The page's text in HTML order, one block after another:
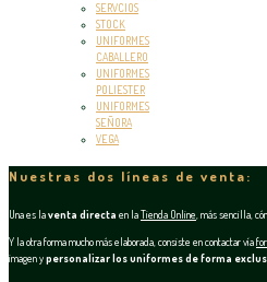
SERVCIOS
STOCK
UNIFORMES
CABALLERO
UNIFORMES
POLIESTER
UNIFORMES
SEÑORA
VEGA
Nuestras dos líneas de venta:
Una es laventa directa en laTienda Online , más sencilla,
Y la otra forma mucho más elaborada, consiste en contactar vía
imagen ypersonalizar los uniformes de forma